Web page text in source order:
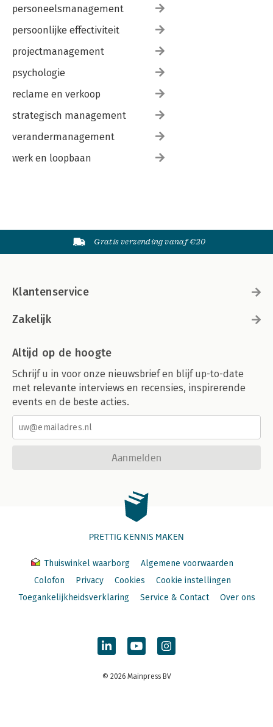
personeelsmanagement
persoonlijke effectiviteit
projectmanagement
psychologie
reclame en verkoop
strategisch management
verandermanagement
werk en loopbaan
Gratis verzending vanaf €20
Klantenservice
Zakelijk
Altijd op de hoogte
Schrijf u in voor onze nieuwsbrief en blijf up-to-date
met relevante interviews en recensies, inspirerende
events en de beste acties.
Aanmelden
PRETTIG KENNIS MAKEN
Thuiswinkel waarborg
Algemene voorwaarden
Colofon
Privacy Cookies
Cookie instellingen
Toegankelijkheidsverklaring
Service & Contact Over ons
© 2026 Mainpress BV